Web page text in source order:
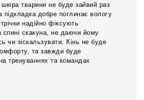
тварини не буде зайвий раз
підкладка добре поглинає вологу.
надійно фіксують
спині скакуна, не даючи йому
чи зіскальзувати. Кінь не буде
та завжди буде
тренуваннях та командах